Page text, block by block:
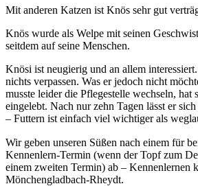
Mit anderen Katzen ist Knös sehr gut
Knös wurde als Welpe mit seinen
seitdem auf seine Menschen.
Knösi ist neugierig und an allem
nichts verpassen. Was er jedoch nicht
musste leider die Pflegestelle wechseln, hat
eingelebt. Nach nur zehn Tagen lässt er
– Futtern ist einfach viel wichtiger als
Wir geben unseren Süßen nach einem für
Kennenlern-Termin (wenn der Topf zum
einem zweiten Termin) ab – Kennenlernen
Mönchengladbach-Rheydt.